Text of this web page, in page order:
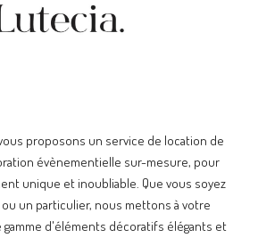
proposons un service de location de
évènementielle sur-mesure, pour
unique et inoubliable. Que vous soyez
un particulier, nous mettons à votre
d'éléments décoratifs élégants et